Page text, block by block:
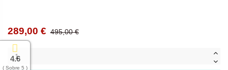
4.6
( Sobre 5 )
289,00 € 495,00 €